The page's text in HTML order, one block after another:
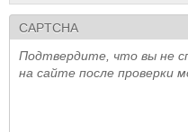
CAPTCHA
Подтвердите, что вы не
на сайте после проверки